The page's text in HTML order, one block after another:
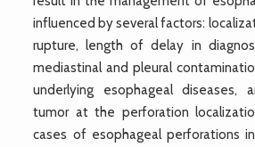
influenced by several factors:
rupture, length of delay in
mediastinal and pleural
underlying esophageal diseases,
tumor at the perforation
cases of esophageal perforations